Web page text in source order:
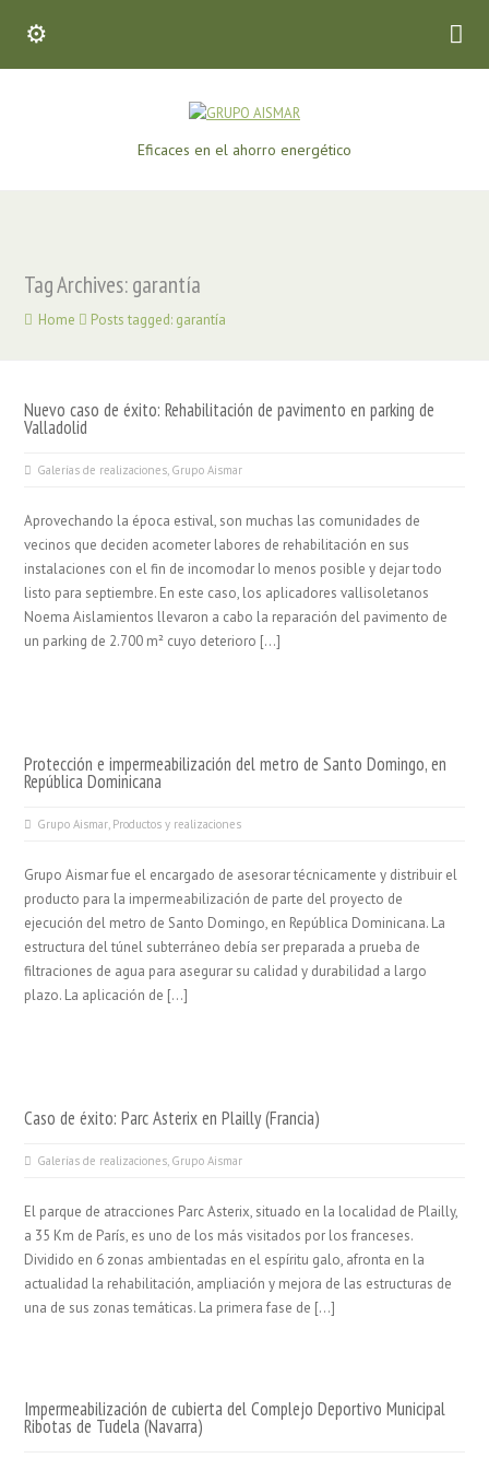
Eficaces en el ahorro energético
Tag Archives: garantía
Home Posts tagged: garantía
Nuevo caso de éxito: Rehabilitación de pavimento en parking de
Valladolid
Galerías de realizaciones, Grupo Aismar
Aprovechando la época estival, son muchas las comunidades de
vecinos que deciden acometer labores de rehabilitación en sus
instalaciones con el fin de incomodar lo menos posible y dejar todo
listo para septiembre. En este caso, los aplicadores vallisoletanos
Noema Aislamientos llevaron a cabo la reparación del pavimento de
un parking de 2.700 m² cuyo deterioro […]
Protección e impermeabilización del metro de Santo Domingo, en
República Dominicana
Grupo Aismar, Productos y realizaciones
Grupo Aismar fue el encargado de asesorar técnicamente y distribuir el
producto para la impermeabilización de parte del proyecto de
ejecución del metro de Santo Domingo, en República Dominicana. La
estructura del túnel subterráneo debía ser preparada a prueba de
filtraciones de agua para asegurar su calidad y durabilidad a largo
plazo. La aplicación de […]
Caso de éxito: Parc Asterix en Plailly (Francia)
Galerías de realizaciones, Grupo Aismar
El parque de atracciones Parc Asterix, situado en la localidad de Plailly,
a 35 Km de París, es uno de los más visitados por los franceses.
Dividido en 6 zonas ambientadas en el espíritu galo, afronta en la
actualidad la rehabilitación, ampliación y mejora de las estructuras de
una de sus zonas temáticas. La primera fase de […]
Impermeabilización de cubierta del Complejo Deportivo Municipal
Ribotas de Tudela (Navarra)